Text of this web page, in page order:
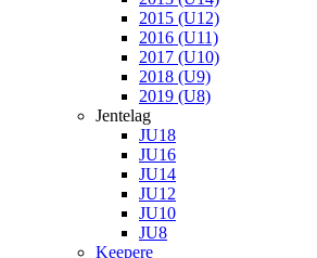
2015 (U12)
2016 (U11)
2017 (U10)
2018 (U9)
2019 (U8)
Jentelag
JU18
JU16
JU14
JU12
JU10
JU8
Keepere